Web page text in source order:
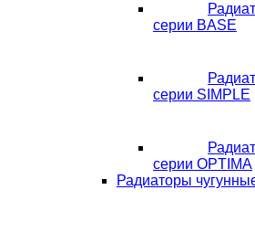
серии BASE
серии SIMPLE
серии OPTIMA
Радиаторы